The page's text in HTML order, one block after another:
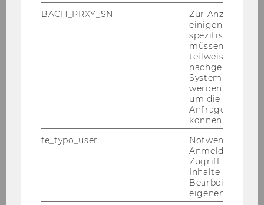
Sophie Lehner, MA
Universitätsassistentin (prae doc)
sophie.lehner@wu.ac.at
BACH_PRXY_SN
Zur Anzeige von
einigen WU-
spezifischen
müssen
teilweise von
nachgelagerten
System
werden.
um die Antwort
Anfrage
können.
fe_typo_user
Notwendig für
Anmeldung und
Zugriff auf
Inhalte oder zur
Bearbeitung des
eigenen Profils.